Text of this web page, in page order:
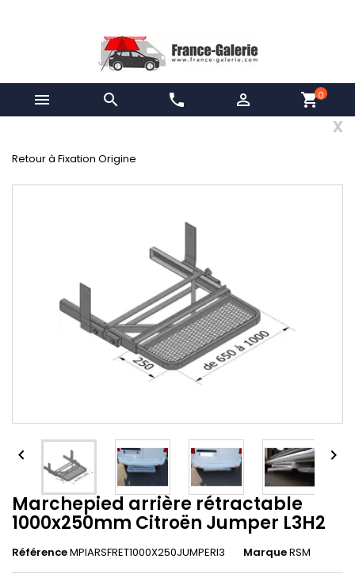
  phone  shopping_cart0
x
Retour à Fixation Origine
 
Marchepied arrière rétractable
1000x250mm Citroën Jumper L3H2
RéférenceMPIARSFRET1000X250JUMPERl3 MarqueRSM